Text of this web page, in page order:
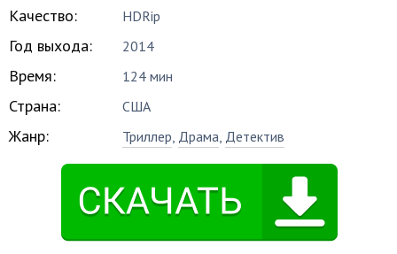
Качество: HDRip
Год выхода: 2014
Время: 124 мин
Страна: США
Жанр: Триллер, Драма, Детектив